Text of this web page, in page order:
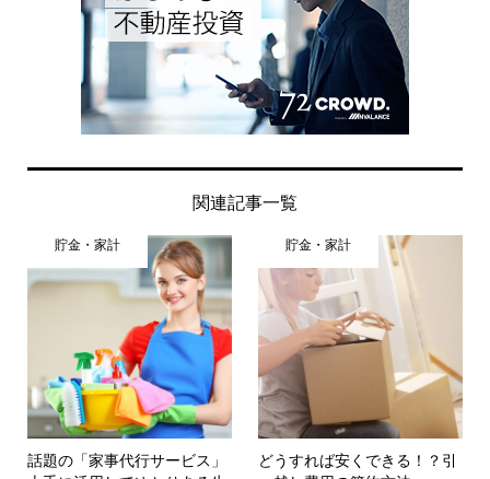
関連記事一覧
貯金・家計
話題の「家事代行サービス」
貯金・家計
どうすれば安くできる！？引